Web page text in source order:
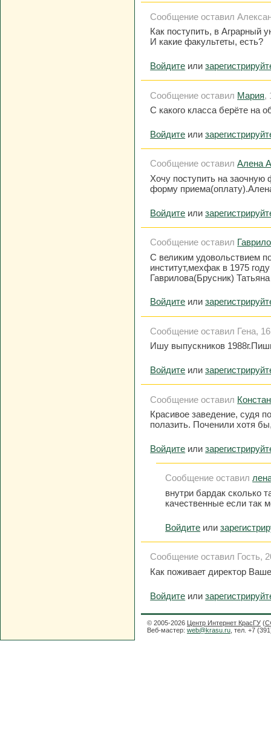
Сообщение оставил
Как поступить, в Аграрный
И какие факультеты, есть?
Войдите или
Сообщение оставил Мария,
С какого класса берёте на
Войдите или
Сообщение оставилАлена
Хочу поступить на заочную
форму
Войдите или
Сообщение оставил
С великим удовольствием
институт,мехфак в 1975
Гаврилова(Брусник)
Войдите или
Сообщение оставил Гена,
Ишу выпускников
Войдите или
Сообщение оставил
Красивое заведение, судя
полазить. Поченили хотя
Войдите или
Сообщение оставил
внутри бардак сколько
качественные если так
Войдите или
Сообщение оставил Гость,
Как поживает директор
Войдите или
© 2005-2026 Центр Интернет КрасГУ (
Веб-мастер: web@krasu.ru , тел. +7